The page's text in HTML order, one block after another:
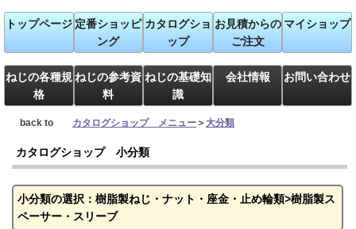
トップページ 定番ショッピ
ング
カタログショ
ップ
お見積からの
ご注文
マイショップ
ねじの各種規
格
ねじの参考資
料
ねじの基礎知
識
会社情報 お問い合わせ
back to カタログショップ メニュー ＞大分類
カタログショップ 小分類
小分類の選択：樹脂製ねじ・ナット・座金・止め輪類>樹脂製ス
ペーサー・スリーブ